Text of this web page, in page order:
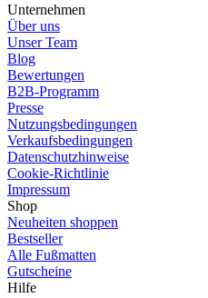
Unternehmen
Über uns
Unser Team
Blog
Bewertungen
B2B-Programm
Presse
Nutzungsbedingungen
Verkaufsbedingungen
Datenschutzhinweise
Cookie-Richtlinie
Impressum
Shop
Neuheiten shoppen
Bestseller
Alle Fußmatten
Gutscheine
Hilfe